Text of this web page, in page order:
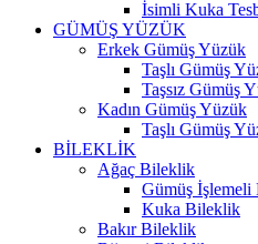
İsimli Kuka
GÜMÜŞ YÜZÜK
Erkek Gümüş Yüzük
Taşlı Gümüş
Taşsız Gümüş
Kadın Gümüş Yüzük
Taşlı Gümüş
BİLEKLİK
Ağaç Bileklik
Gümüş
Kuka Bileklik
Bakır Bileklik